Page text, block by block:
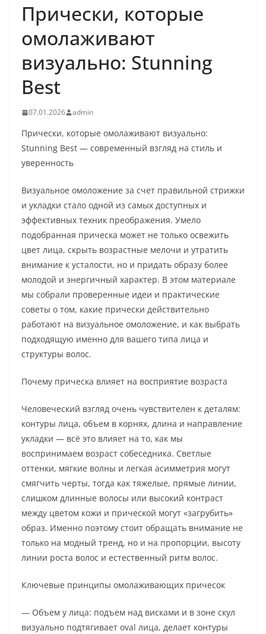
Прически, которые
омолаживают
визуально: Stunning
Best
07.01.2026 admin
Прически, которые омолаживают визуально:
Stunning Best — современный взгляд на стиль и
уверенность
Визуальное омоложение за счет правильной стрижки
и укладки стало одной из самых доступных и
эффективных техник преображения. Умело
подобранная прическа может не только освежить
цвет лица, скрыть возрастные мелочи и утратить
внимание к усталости, но и придать образу более
молодой и энергичный характер. В этом материале
мы собрали проверенные идеи и практические
советы о том, какие прически действительно
работают на визуальное омоложение, и как выбрать
подходящую именно для вашего типа лица и
структуры волос.
Почему прическа влияет на восприятие возраста
Человеческий взгляд очень чувствителен к деталям:
контуры лица, объем в корнях, длина и направление
укладки — всё это влияет на то, как мы
воспринимаем возраст собеседника. Светлые
оттенки, мягкие волны и легкая асимметрия могут
смягчить черты, тогда как тяжелые, прямые линии,
слишком длинные волосы или высокий контраст
между цветом кожи и прической могут «загрубить»
образ. Именно поэтому стоит обращать внимание не
только на модный тренд, но и на пропорции, высоту
линии роста волос и естественный ритм волос.
Ключевые принципы омолаживающих причесок
— Объем у лица: подъем над висками и в зоне скул
визуально подтягивает oval лица, делает контуры